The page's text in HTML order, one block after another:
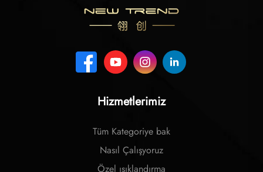
Hizmetlerimiz
Tüm Kategoriye bak
Nasıl Çalışyoruz
Özel ışıklandırma